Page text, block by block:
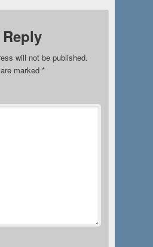
will not be published.
marked *